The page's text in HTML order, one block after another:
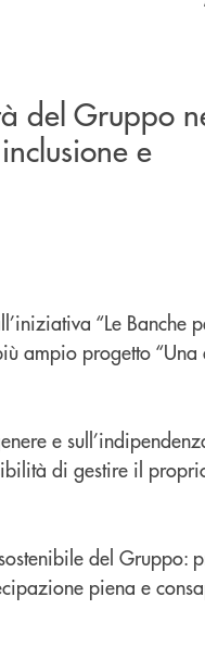
del Gruppo
e
“Le Banche
ampio progetto
e
di gestire il
del Gruppo:
piena e